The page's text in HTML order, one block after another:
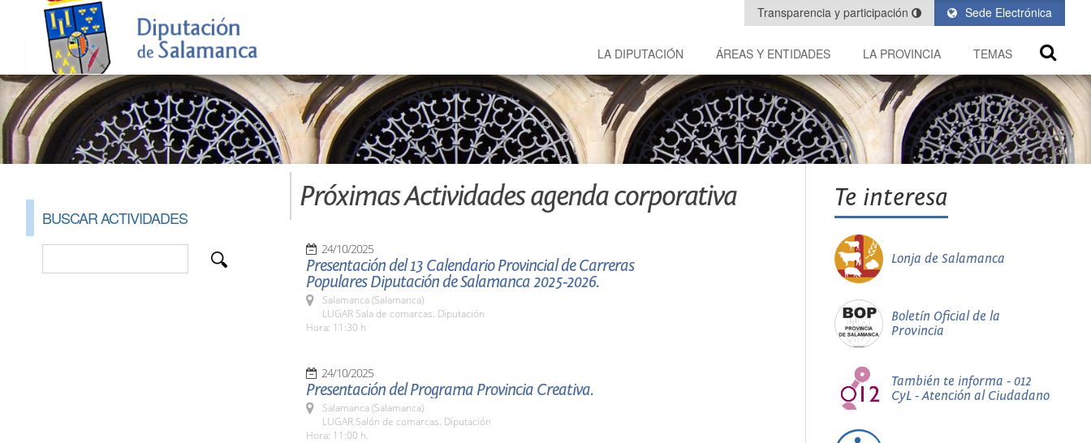
Sede Electrónica
Transparencia y participación
LA DIPUTACIÓN ÁREAS Y ENTIDADES LA PROVINCIA TEMAS
BUSCAR ACTIVIDADES
Próximas Actividades agenda corporativa
24/10/2025
Presentación del 13 Calendario Provincial de Carreras
Populares Diputación de Salamanca 2025-2026.
Salamanca (Salamanca)
LUGAR Sala de comarcas. Diputación
Hora: 11:30 h
24/10/2025
Presentación del Programa Provincia Creativa.
Salamanca (Salamanca)
LUGAR Salón de comarcas. Diputación
Hora: 11:00 h.
Te interesa
Lonja de Salamanca
Boletín Oficial de la
Provincia
También te informa - 012
CyL - Atención al Ciudadano